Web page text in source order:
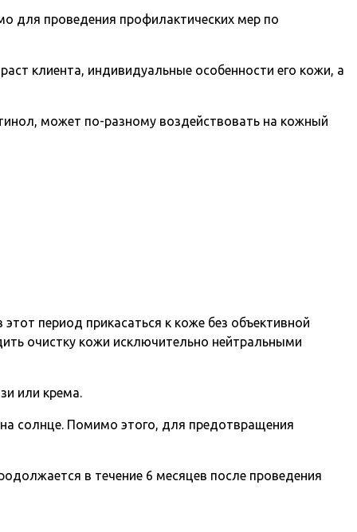
для проведения профилактических мер по
клиента, индивидуальные особенности его кожи, а
может по-разному воздействовать на кожный
период прикасаться к коже без объективной
очистку кожи исключительно нейтральными
или крема.
солнце. Помимо этого, для предотвращения
в течение 6 месяцев после проведения